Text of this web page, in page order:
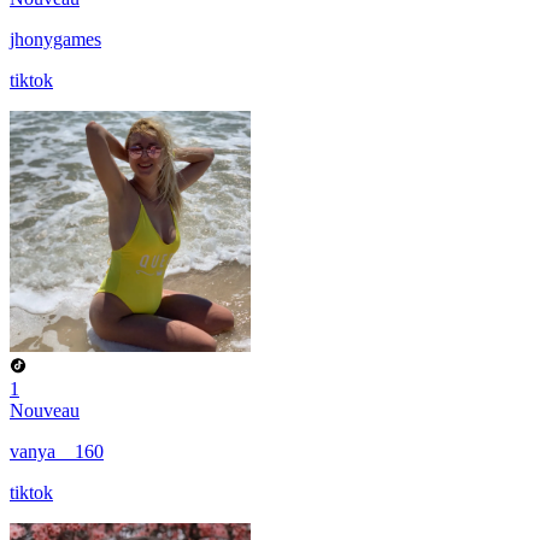
jhonygames
tiktok
1
Nouveau
vanya__160
tiktok